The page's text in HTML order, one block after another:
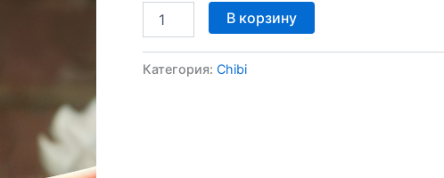
Количество
товара
Chibi
В корзину
Категория:Chibi